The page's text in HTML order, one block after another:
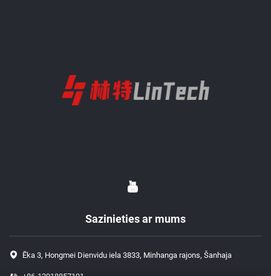
Sazinieties ar mums
Ēka 3, Hongmei Dienvidu iela 3833, Minhanga rajons, Šanhaja